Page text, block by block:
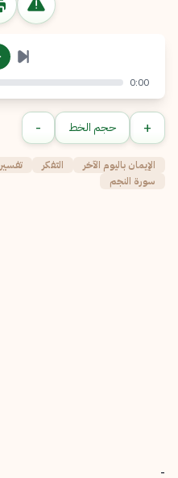
إرسال إلغاء
0:00
+ حجم الخط -
الإيمان باليوم الآخر التفكر تفسير
سورة النجم
-